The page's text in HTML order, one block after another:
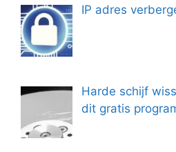
IP adres
Harde schijf
dit gratis